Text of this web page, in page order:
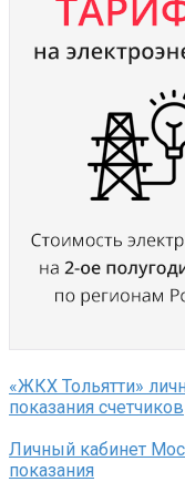
«ЖКХ Тольятти»
показания счетчиков
Личный кабинет
показания